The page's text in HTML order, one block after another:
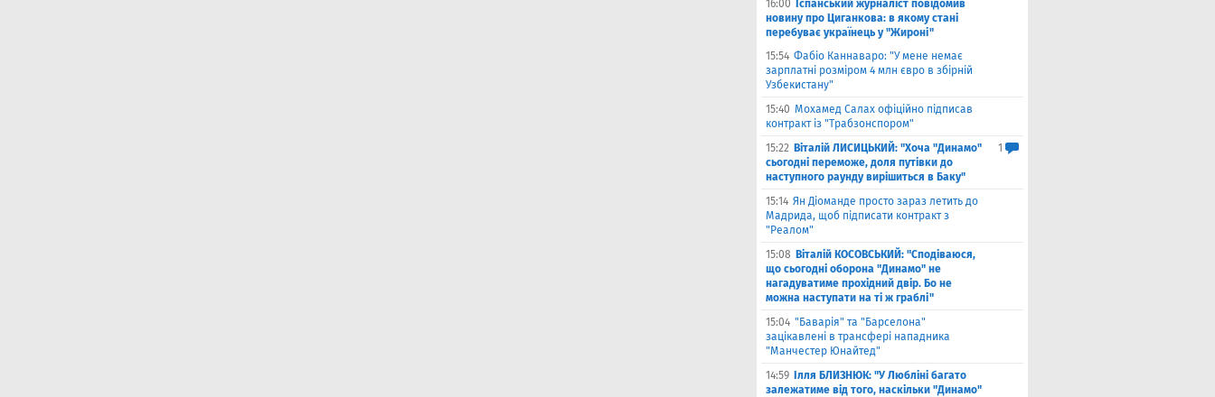
16:00
Іспанський журналіст повідомив
новину про Циганкова: в якому стані
перебуває українець у "Жироні"
15:54 Фабіо Каннаваро: "У мене немає
зарплатні розміром 4 млн євро в збірній
Узбекистану"
15:40 Мохамед Салах офіційно підписав
контракт із "Трабзонспором"
15:22 Віталій ЛИСИЦЬКИЙ: "Хоча "Динамо"
сьогодні переможе, доля путівки до
наступного раунду вирішиться в Баку"
1
15:14 Ян Діоманде просто зараз летить до
Мадрида, щоб підписати контракт з
"Реалом"
15:08 Віталій КОСОВСЬКИЙ: "Сподіваюся,
що сьогодні оборона "Динамо" не
нагадуватиме прохідний двір. Бо не
можна наступати на ті ж граблі"
15:04 "Баварія" та "Барселона"
зацікавлені в трансфері нападника
"Манчестер Юнайтед"
14:59
Ілля БЛИЗНЮК: "У Любліні багато
залежатиме від того, наскільки "Динамо"